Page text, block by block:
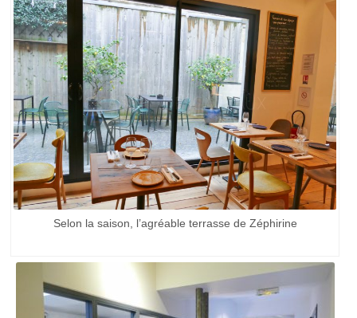
Selon la saison, l’agréable terrasse de Zéphirine